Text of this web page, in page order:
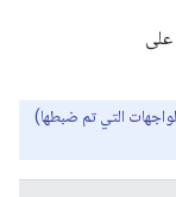
التي تم ضبطها)